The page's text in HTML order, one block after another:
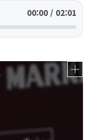
00:00 / 02:01